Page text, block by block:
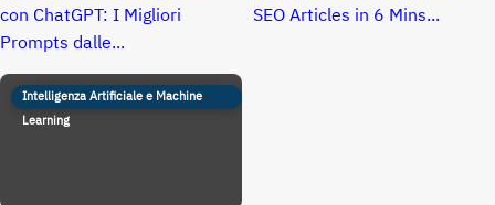
con ChatGPT: I Migliori
Prompts dalle...
SEO Articles in 6 Mins...
Intelligenza Artificiale e Machine
Learning